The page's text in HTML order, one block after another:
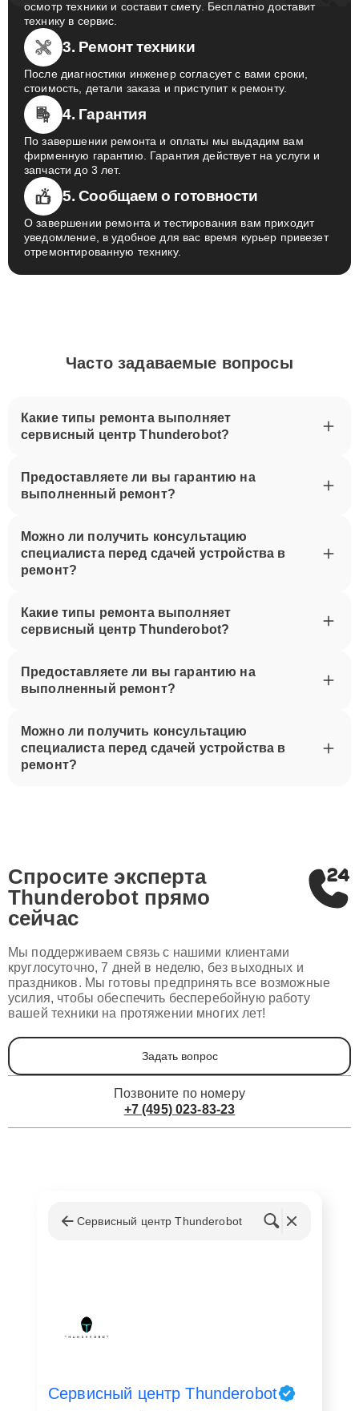
осмотр техники и составит смету. Бесплатно доставит
технику в сервис.
3. Ремонт техники
После диагностики инженер согласует с вами сроки,
стоимость, детали заказа и приступит к ремонту.
4. Гарантия
По завершении ремонта и оплаты мы выдадим вам
фирменную гарантию. Гарантия действует на услуги и
запчасти до 3 лет.
5. Сообщаем о готовности
О завершении ремонта и тестирования вам приходит
уведомление, в удобное для вас время курьер привезет
отремонтированную технику.
Часто задаваемые вопросы
Какие типы ремонта выполняет
сервисный центр Thunderobot?
Предоставляете ли вы гарантию на
выполненный ремонт?
Можно ли получить консультацию
специалиста перед сдачей устройства в
ремонт?
Какие типы ремонта выполняет
сервисный центр Thunderobot?
Предоставляете ли вы гарантию на
выполненный ремонт?
Можно ли получить консультацию
специалиста перед сдачей устройства в
ремонт?
Спросите эксперта
Thunderobot прямо
сейчас
Мы поддерживаем связь с нашими клиентами
круглосуточно, 7 дней в неделю, без выходных и
праздников. Мы готовы предпринять все возможные
усилия, чтобы обеспечить бесперебойную работу
вашей техники на протяжении многих лет!
Задать вопрос
Позвоните по номеру
+7 (495) 023-83-23
Сервисный центр Thunderobot
Сервисный центр Thunderobot